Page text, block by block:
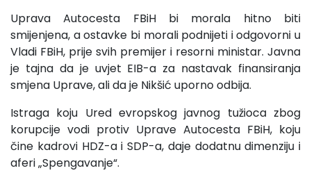
Uprava Autocesta FBiH bi morala hitno biti
smijenjena, a ostavke bi morali podnijeti i odgovorni u
Vladi FBiH, prije svih premijer i resorni ministar. Javna
je tajna da je uvjet EIB-a za nastavak finansiranja
smjena Uprave, ali da je Nikšić uporno odbija.
Istraga koju Ured evropskog javnog tužioca zbog
korupcije vodi protiv Uprave Autocesta FBiH, koju
čine kadrovi HDZ-a i SDP-a, daje dodatnu dimenziju i
aferi „Spengavanje“.